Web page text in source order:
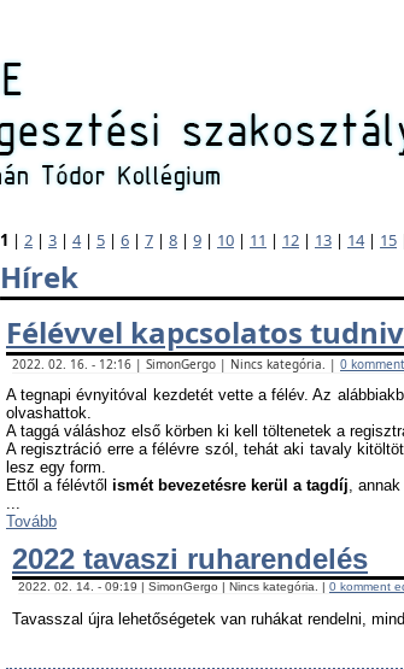
1 | 2 | 3 | 4| 5 | 6 | 7 | 8 | 9 | 10 | 11 | 12 | 13 | 14| 15
Hírek
Félévvel kapcsolatos
2022. 02. 16. - 12:16 | SimonGergo | Nincs kategória. | 0
A tegnapi évnyitóval kezdetét vette a félév. Az
olvashattok.
A taggá váláshoz első körben ki kell töltenetek a
A regisztráció erre a félévre szól, tehát aki tavaly
lesz egy form.
Ettől a félévtől ismét bevezetésre kerül a tagdíj, annak
...
Tovább
2022 tavaszi ruharendelés
2022. 02. 14. - 09:19 | SimonGergo | Nincs kategória. | 0 komment
Tavasszal újra lehetőségetek van ruhákat rendelni,